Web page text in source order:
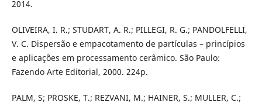
2014.
OLIVEIRA, I. R.; STUDART, A. R.; PILLEGI, R. G.; PANDOLFELLI,
V. C. Dispersão e empacotamento de partículas – princípios
e aplicações em processamento cerâmico. São Paulo:
Fazendo Arte Editorial, 2000. 224p.
PALM, S; PROSKE, T.; REZVANI, M.; HAINER, S.; MULLER, C.;